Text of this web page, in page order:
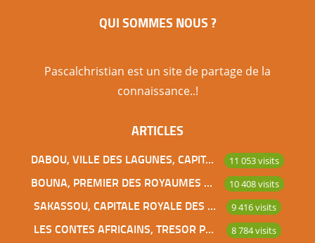
QUI SOMMES NOUS ?
Pascalchristian est un site de partage de la
connaissance..!
ARTICLES
DABOU, VILLE DES LAGUNES, CAPITALE DES ADJOUKROU 11 053 visits
BOUNA, PREMIER DES ROYAUMES DE CÔTE D’IVOIRE 10 408 visits
SAKASSOU, CAPITALE ROYALE DES BAOULES 9 416 visits
LES CONTES AFRICAINS, TRESOR POUR L’HUMANITE 8 784 visits